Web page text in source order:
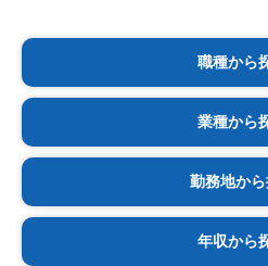
職種から
業種から
勤務地か
年収から